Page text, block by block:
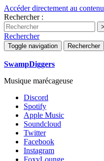
Accéder directement au contenu
Rechercher :
Rechercher
Toggle navigation Rechercher
SwampDiggers
Musique marécageuse
Discord
Spotify
Apple Music
Soundcloud
Twitter
Facebook
Instagram
FoxyLounge